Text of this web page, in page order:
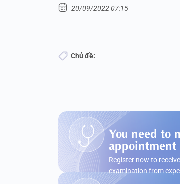
20/09/2022 07:15
Chủ đề:
You need to
appointment
Register now to
examination from